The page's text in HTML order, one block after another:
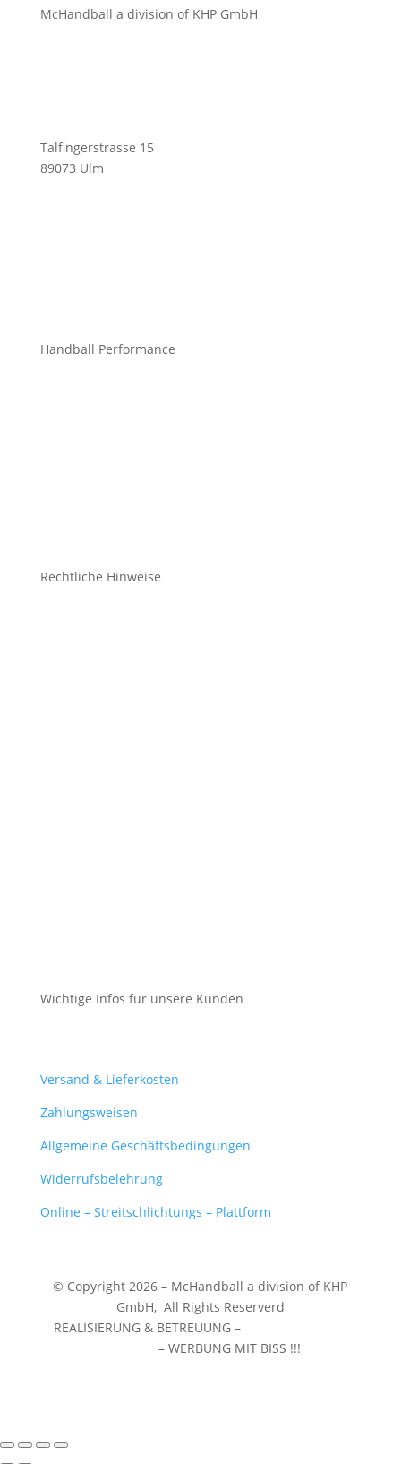
McHandball a division of KHP GmbH
Talfingerstrasse 15
89073 Ulm
Handball Performance
Rechtliche Hinweise
Wichtige Infos für unsere Kunden
Versand & Lieferkosten
Zahlungsweisen
Allgemeine Geschäftsbedingungen
Widerrufsbelehrung
Online – Streitschlichtungs – Plattform
© Copyright 2026 – McHandball a division of KHP
GmbH, All Rights Reserverd
REALISIERUNG & BETREUUNG –
– WERBUNG MIT BISS !!!